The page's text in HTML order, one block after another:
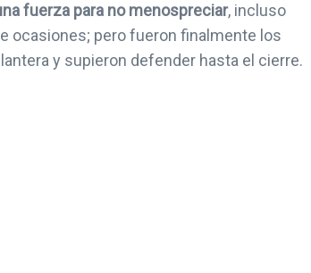
fuerza para no menospreciar, incluso
ocasiones; pero fueron finalmente los
y supieron defender hasta el cierre.